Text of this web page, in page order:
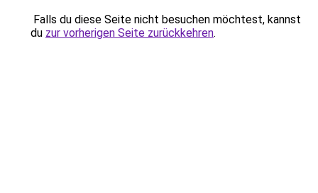
Falls du diese Seite nicht besuchen möchtest, kannst
du zur vorherigen Seite zurückkehren.